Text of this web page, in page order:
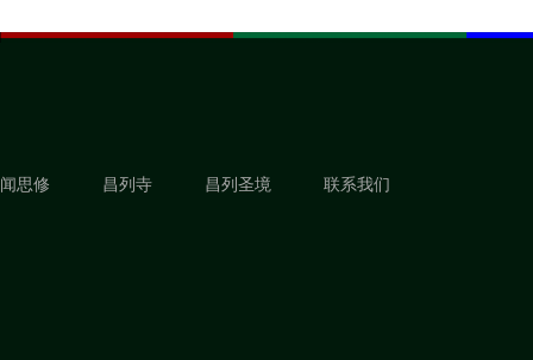
闻思修 昌列寺 昌列圣境 联系我们